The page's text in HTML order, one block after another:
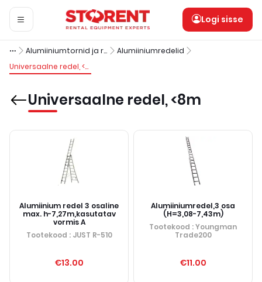
Logi sisse
Alumiiniumtornid ja redelid
Alumiiniumredelid
Universaalne redel, <8m
Universaalne redel, <8m
Alumiinium redel 3 osaline
max. h-7,27m,kasutatav
vormis A
Tootekood : JUST R-510
€13.00
Alumiiniumredel,3 osa
(H=3,08-7,43m)
Tootekood : Youngman
Trade200
€11.00